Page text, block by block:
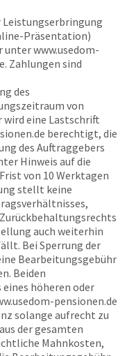
Präsentation)
unterwww.usedom-
Zahlungen sind
des
von
wird eine Lastschrift
berechtigt, die
des Auftraggebers
Hinweis auf die
von 10 Werktagen
stellt keine
auch weiterhin
Bei Sperrung der
Bearbeitungsgebühr
Beiden
höheren oder
pensionen.de
solange aufrecht zu
der gesamten
Mahnkosten,